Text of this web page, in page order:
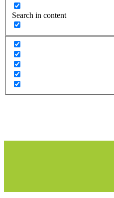
Search in content